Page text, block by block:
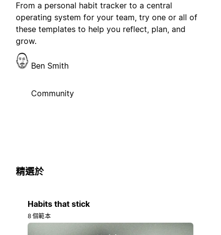
From a personal habit tracker to a central
operating system for your team, try one or all of
these templates to help you reflect, plan, and
grow.
Ben Smith
Community
精選於
Habits that stick
8 個範本